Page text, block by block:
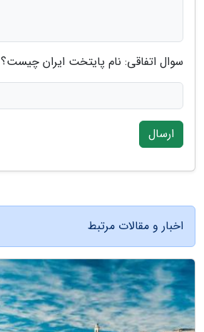
سوال اتفاقی: نام پایتخت ایران چیست؟
ارسال
اخبار و مقالات مرتبط